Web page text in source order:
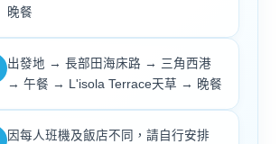
晚餐
出發地 → 長部田海床路 → 三角西港
→ 午餐 → L'isola Terrace天草 → 晚餐
因每人班機及飯店不同，請自行安排